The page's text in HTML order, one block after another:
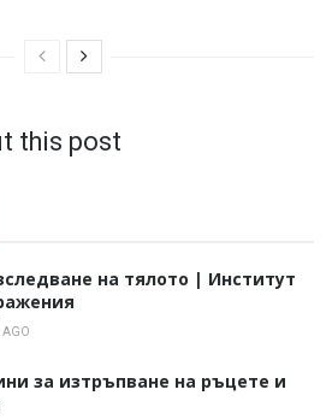
this post
на тялото | Институт
за изтръпване на ръцете и